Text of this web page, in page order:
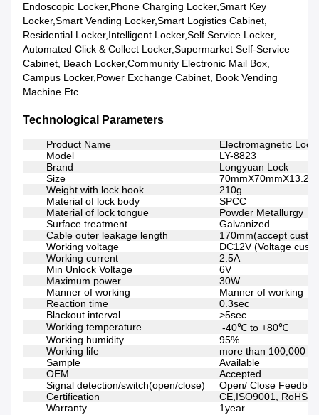
Endoscopic Locker,phone Charging Locker,smart Key
Locker,smart Vending Locker,smart Logistics Cabinet,
Residential Locker,Intelligent Locker,Self Service Locker,
Automated Click & Collect Locker,supermarket Self-Service
Cabinet, Beach Locker,community Electronic Mail Box,
Campus Locker,power Exchange Cabinet, Book Vending
Machine Etc.
Technological Parameters
Product Name
Electromagnetic Lock
Model
LY-8823
Brand
Longyuan Lock
Size
Weight with lock hook
210g
Material of lock body
SPCC
Material of lock tongue
Powder Metallurgy
Surface treatment
Galvanized
Cable outer leakage length
170mm(accept
Working voltage
DC12V (Voltage
Working current
2.5A
Min Unlock Voltage
6V
Maximum power
30W
Manner of working
Manner of working
Reaction time
0.3sec
Blackout interval
>5sec
Working temperature
-40℃ to +80℃
Working humidity
95%
Working life
more than 100,000
Sample
Available
OEM
Accepted
Signal detection/switch(open/close)
Open/ Close
Certification
CE,ISO9001, RoHS
Warranty
1year